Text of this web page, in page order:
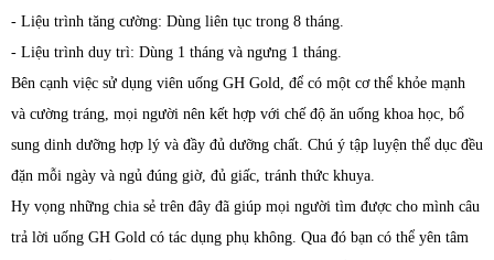
- Liệu trình tăng cường: Dùng liên tục trong 8 tháng.
- Liệu trình duy trì: Dùng 1 tháng và ngưng 1 tháng.
Bên cạnh việc sử dụng viên uống GH Gold, để có một cơ thể khỏe mạnh
và cường tráng, mọi người nên kết hợp với chế độ ăn uống khoa học, bổ
sung dinh dưỡng hợp lý và đầy đủ dưỡng chất. Chú ý tập luyện thể dục đều
đặn mỗi ngày và ngủ đúng giờ, đủ giấc, tránh thức khuya.
Hy vọng những chia sẻ trên đây đã giúp mọi người tìm được cho mình câu
trả lời uống GH Gold có tác dụng phụ không. Qua đó bạn có thể yên tâm